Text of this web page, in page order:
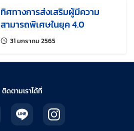
ทิศทางการส่งเสริมผู้มีความ
สามารถพิเศษในยุค 4.0
31 มกราคม 2565แก้ไขล่าสุดเมื่อ:
ติดตามเราได้ที่